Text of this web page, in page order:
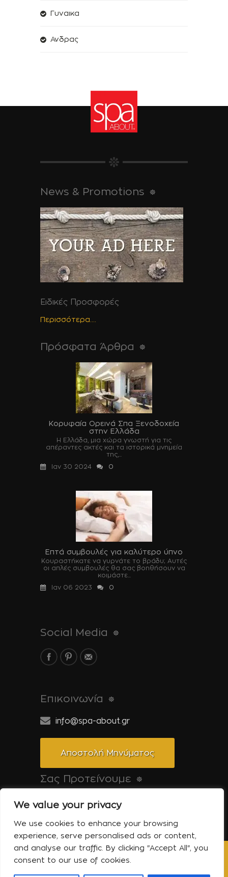
We value your privacy
We use cookies to enhance your browsing
experience, serve personalised ads or content,
and analyse our traffic. By clicking "Accept All", you
consent to our use of cookies.
Γυναικα
Ανδρας
News & Promotions
Ειδικές Προσφορές
Περισσότερα....
Πρόσφατα Άρθρα
Κορυφαία Ορεινά Σπα Ξενοδοχεία
στην Ελλάδα
Η Ελλάδα, μια χώρα γνωστή για τις
απέραντες ακτές και τα ιστορικά μνημεία
της,...
Ιαν 30 2024
0
Επτά συμβουλές για καλύτερο ύπνο
Κουραστήκατε να γυρνάτε το βράδυ; Αυτές
οι απλές συμβουλές θα σας βοηθήσουν να
κοιμάστε...
Ιαν 06 2023
0
Social Media
Επικοινωνία
info@spa-about.gr
Αποστολή Μηνύματος
Σας Προτείνουμε
Pool-About.gr: Όλα για την πισίνα
Copyright © 2014 Spa About | All Rights